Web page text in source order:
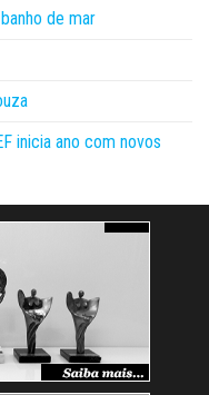
de mar
inicia ano com novos